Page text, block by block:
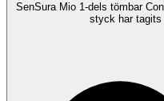
SenSura Mio 1-dels tömbar
styck har tagits